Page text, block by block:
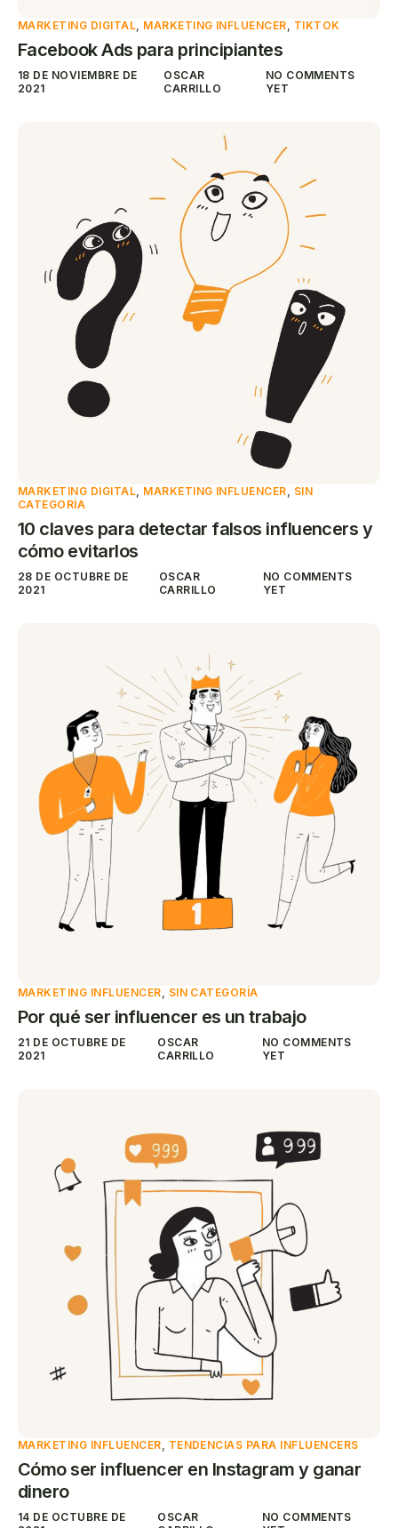
MARKETING DIGITAL, MARKETING INFLUENCER, TIKTOK
Facebook Ads para principiantes
18 DE NOVIEMBRE DE
2021
OSCAR
CARRILLO
NO COMMENTS
YET
MARKETING DIGITAL, MARKETING INFLUENCER, SIN
CATEGORÍA
10 claves para detectar falsos influencers y
cómo evitarlos
28 DE OCTUBRE DE
2021
OSCAR
CARRILLO
NO COMMENTS
YET
MARKETING INFLUENCER, SIN CATEGORÍA
Por qué ser influencer es un trabajo
21 DE OCTUBRE DE
2021
OSCAR
CARRILLO
NO COMMENTS
YET
MARKETING INFLUENCER, TENDENCIAS PARA INFLUENCERS
Cómo ser influencer en Instagram y ganar
dinero
14 DE OCTUBRE DE
OSCAR
NO COMMENTS